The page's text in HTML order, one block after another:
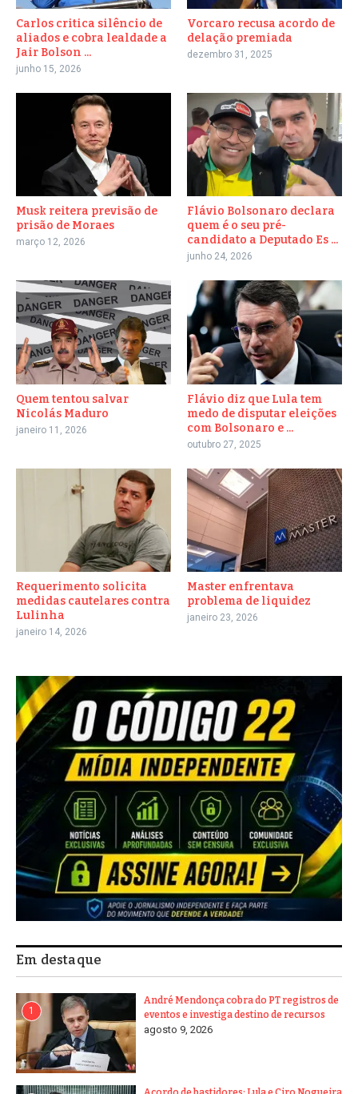
Carlos critica silêncio de
aliados e cobra lealdade a
Jair Bolson ...
junho 15, 2026
Vorcaro recusa acordo de
delação premiada
dezembro 31, 2025
Musk reitera previsão de
prisão de Moraes
março 12, 2026
Flávio Bolsonaro declara
quem é o seu pré-
candidato a Deputado Es ...
junho 24, 2026
Quem tentou salvar
Nicolás Maduro
janeiro 11, 2026
Flávio diz que Lula tem
medo de disputar eleições
com Bolsonaro e ...
outubro 27, 2025
Requerimento solicita
medidas cautelares contra
Lulinha
janeiro 14, 2026
Master enfrentava
problema de liquidez
janeiro 23, 2026
Em destaque
1
André Mendonça cobra do PT registros de
eventos e investiga destino de recursos
agosto 9, 2026